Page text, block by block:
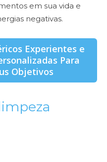
em sua vida e
negativas.
Experientes e
Para
Objetivos